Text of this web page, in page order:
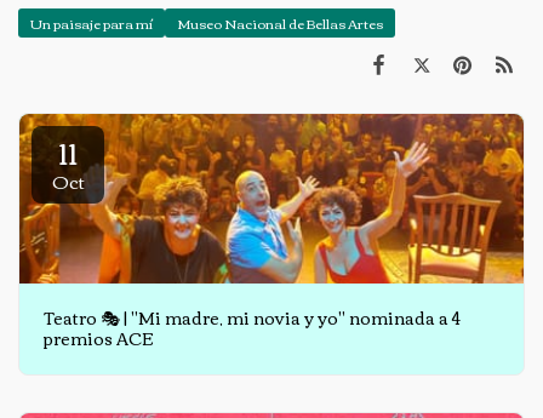
Un paisaje para mí Museo Nacional de Bellas Artes
11
Oct
Teatro 🎭 | "Mi madre, mi novia y yo" nominada a 4
premios ACE